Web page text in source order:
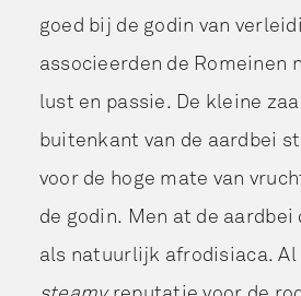
goed bij de godin van
associeerden de Romeinen
lust en passie. De kleine
buitenkant van de aardbei
voor de hoge mate van
de godin. Men at de aardbei
als natuurlijk afrodisiaca.